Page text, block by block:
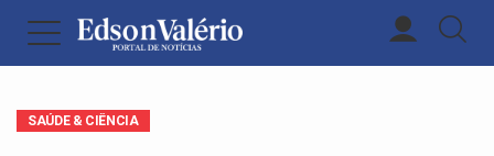
SAÚDE & CIÊNCIA